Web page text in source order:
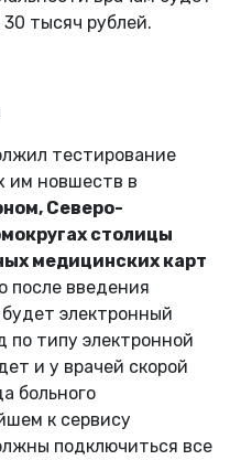
тысяч рублей.
тестирование
им новшеств в
Северо-
столицы
медицинских карт
после введения
электронный
по типу электронной
и у врачей скорой
больного
к сервису
подключиться все